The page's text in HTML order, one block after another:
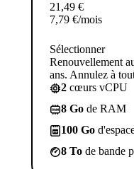
21,49 €
7,79 €/mois
Sélectionner
Renouvellement
ans. Annulez à
2 cœurs vCPU
8 Go de RAM
100 Go
8 To de bande